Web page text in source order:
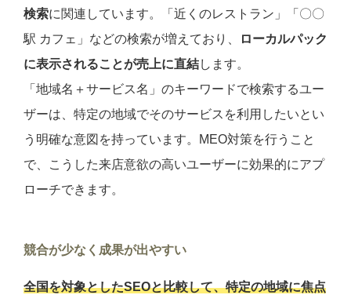
検索に関連しています。「近くのレストラン」「〇〇
駅 カフェ」などの検索が増えており、
ローカルパック
に表示されることが売上に直結します。
「地域名＋サービス名」のキーワードで検索するユー
ザーは、特定の地域でそのサービスを利用したいとい
う明確な意図を持っています。MEO対策を行うこと
で、こうした来店意欲の高いユーザーに効果的にアプ
ローチできます。
競合が少なく成果が出やすい
全国を対象としたSEOと比較して、特定の地域に焦点